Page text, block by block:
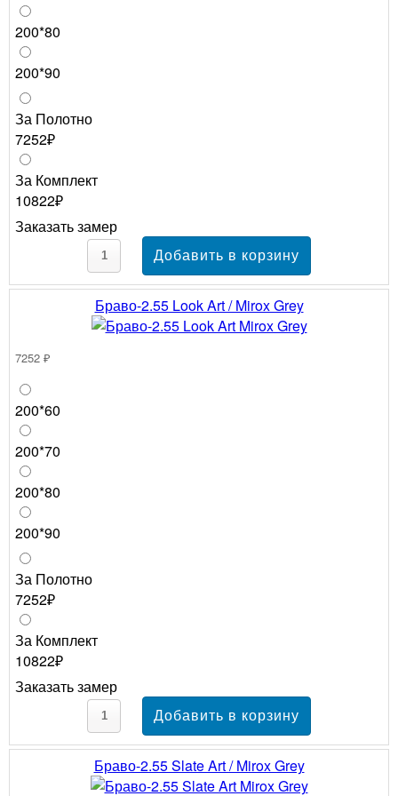
200*80
200*90
За Полотно
7252₽
За Комплект
10822₽
Заказать замер
Браво-2.55 Look Art / Mirox Grey
7252 ₽
200*60
200*70
200*80
200*90
За Полотно
7252₽
За Комплект
10822₽
Заказать замер
Браво-2.55 Slate Art / Mirox Grey